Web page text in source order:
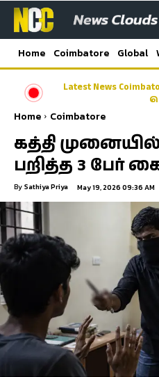
Home Coimbatore Global
Latest News
Home Coimbatore
கத்தி
பறித்த 3 பேர்
By Sathiya Priya May 19, 2026 09:36 AM